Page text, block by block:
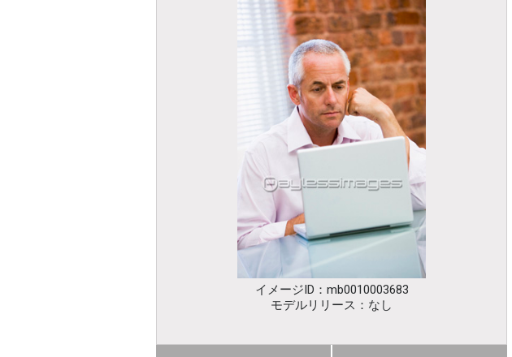
イメージID：mb0010003683
モデルリリース：なし